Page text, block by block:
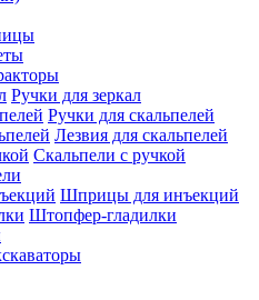
Ручки для зеркал
Ручки для скальпелей
Лезвия для скальпелей
Скальпели с ручкой
Шприцы для инъекций
Штопфер-гладилки